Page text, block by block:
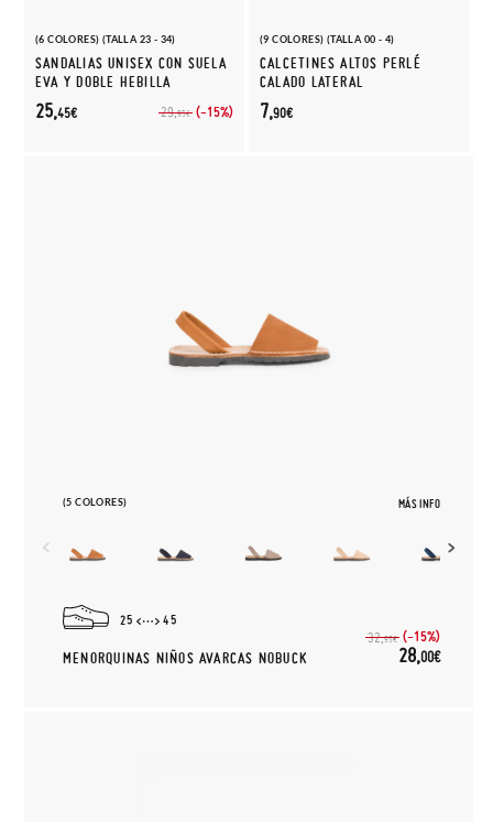
(6 COLORES) (TALLA 23 - 34)
SANDALIAS UNISEX CON SUELA
EVA Y DOBLE HEBILLA
29,95€ (-15%)
25,45€
(9 COLORES) (TALLA 00 - 4)
CALCETINES ALTOS PERLÉ
CALADO LATERAL
7,90€
(5 COLORES) MÁS INFO
25 45
MENORQUINAS NIÑOS AVARCAS NOBUCK
32,95€ (-15%)
28,00€